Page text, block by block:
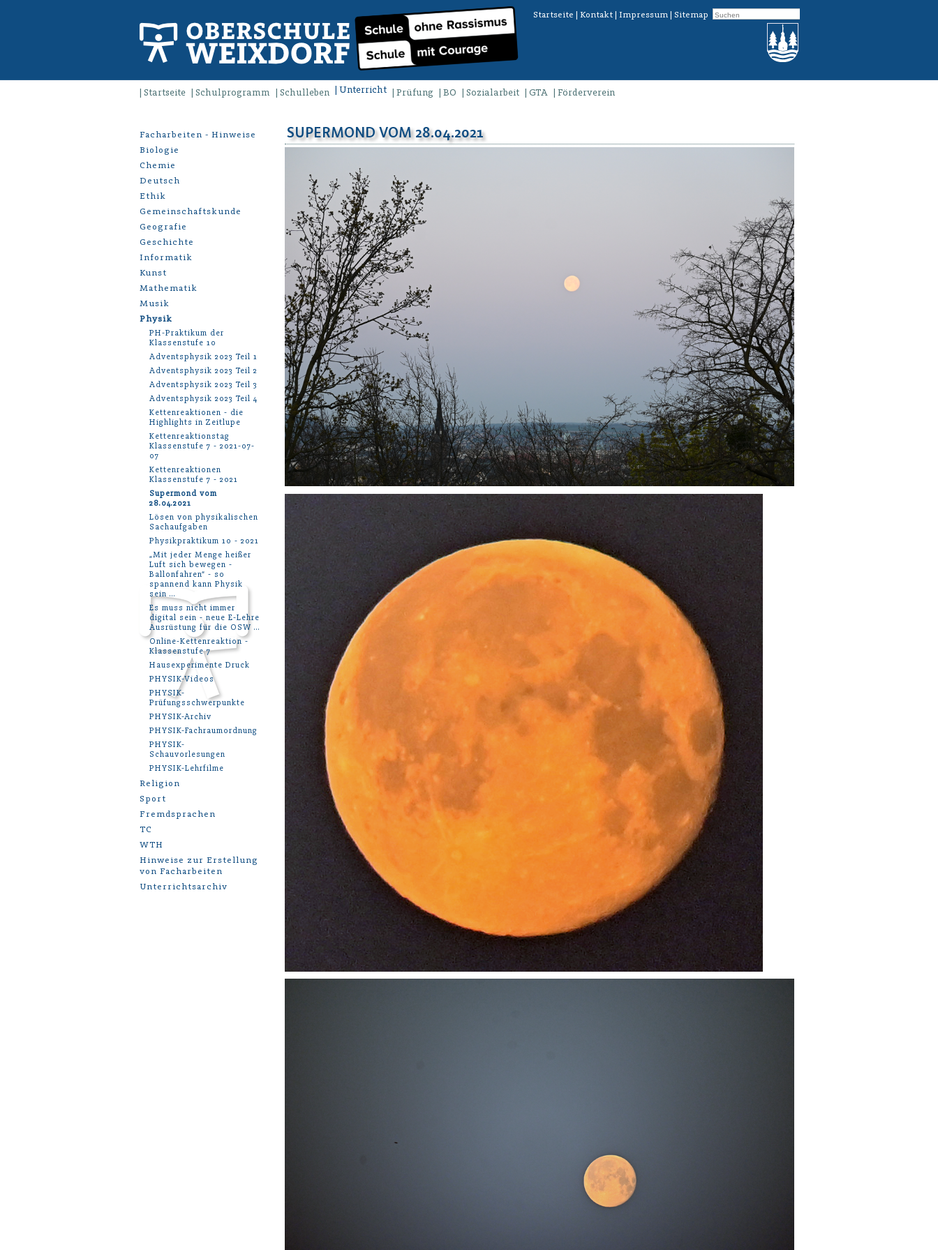
Startseite | Kontakt | Impressum | Sitemap
Startseite Schulprogramm Schulleben Unterricht Prüfung BO Sozialarbeit GTA Förderverein
SUPERMOND VOM 28.04.2021
Facharbeiten - Hinweise
Biologie
Chemie
Deutsch
Ethik
Gemeinschaftskunde
Geografie
Geschichte
Informatik
Kunst
Mathematik
Musik
Physik
PH-Praktikum der
Klassenstufe 10
Adventsphysik 2023 Teil 1
Adventsphysik 2023 Teil 2
Adventsphysik 2023 Teil 3
Adventsphysik 2023 Teil 4
Kettenreaktionen - die
Highlights in Zeitlupe
Kettenreaktionstag
Klassenstufe 7 - 2021-07-
07
Kettenreaktionen
Klassenstufe 7 - 2021
Supermond vom
28.04.2021
Lösen von physikalischen
Sachaufgaben
Physikpraktikum 10 - 2021
„Mit jeder Menge heißer
Luft sich bewegen -
Ballonfahren“ - so
spannend kann Physik
sein …
Es muss nicht immer
digital sein - neue E-Lehre
Ausrüstung für die OSW …
Online-Kettenreaktion -
Klassenstufe 7
Hausexperimente Druck
PHYSIK-Videos
PHYSIK-
Prüfungsschwerpunkte
PHYSIK-Archiv
PHYSIK-Fachraumordnung
PHYSIK-
Schauvorlesungen
PHYSIK-Lehrfilme
Religion
Sport
Fremdsprachen
TC
WTH
Hinweise zur Erstellung
von Facharbeiten
Unterrichtsarchiv